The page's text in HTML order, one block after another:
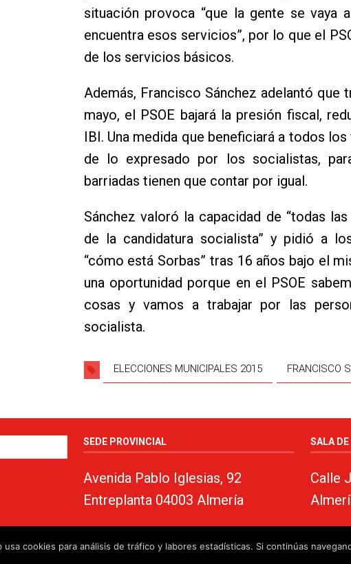
situación provoca “que la gente se vaya
encuentra esos servicios”, por lo que el
de los servicios básicos.
Además, Francisco Sánchez adelantó que
mayo, el PSOE bajará la presión fiscal,
IBI. Una medida que beneficiará a todos
de lo expresado por los socialistas,
barriadas tienen que contar por igual.
Sánchez valoró la capacidad de “todas
de la candidatura socialista” y pidió a
“cómo está Sorbas” tras 16 años bajo el
una oportunidad porque en el PSOE
cosas y vamos a trabajar por las
socialista.
ELECCIONES MUNICIPALES 2015 FRANCISCO
SEDE PROVINCIAL
Avenida Pablo Iglesias, 92
Entreplanta 04003 Almería
SALA DE
Calle
www.psoealmeria.com psoe@psoe-almeria.com
usa cookies para análisis de tráfico y labores estadísticas. Si continúas